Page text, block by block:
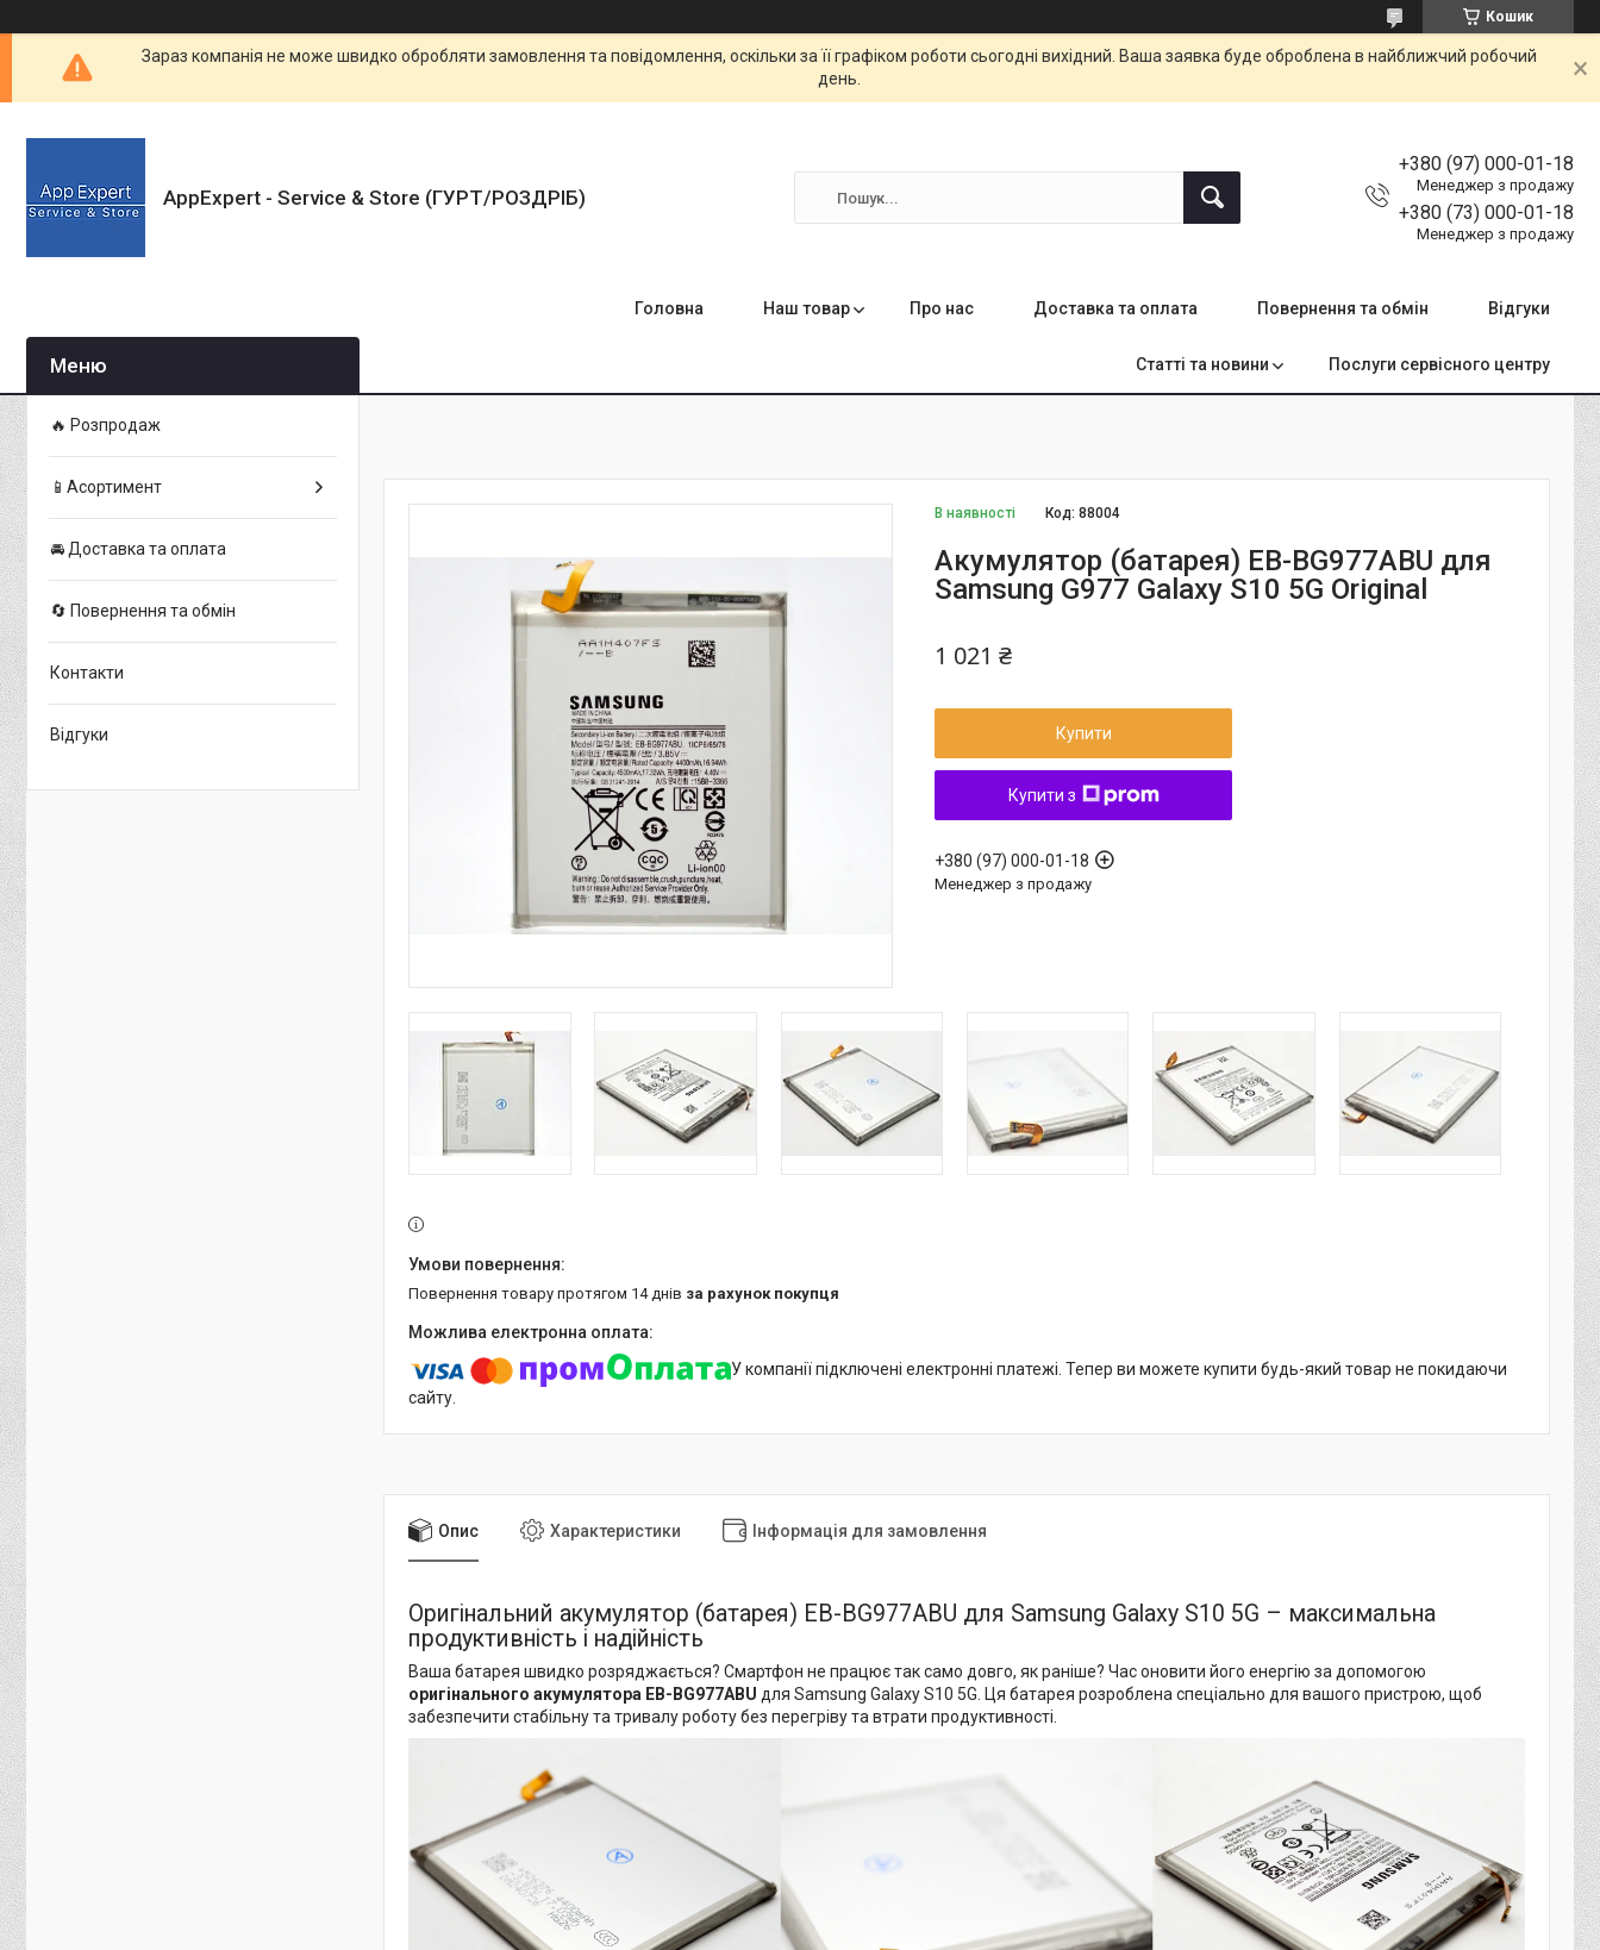
Кошик
Зараз компанія не може швидко обробляти замовлення та повідомлення, оскільки за її графіком роботи сьогодні вихідний. Ваша заявка буде оброблена в найближчий робочий
день.
AppExpert - Service & Store (ГУРТ/РОЗДРІБ)
+380 (97) 000-01-18
Менеджер з продажу
+380 (73) 000-01-18
Менеджер з продажу
Головна Наш товар Про нас Доставка та оплата Повернення та обмін Відгуки
Статті та новини Послуги сервісного центру
В наявності Код:88004
Акумулятор (батарея) EB-BG977ABU для
Samsung G977 Galaxy S10 5G Original
1 021 ₴
Купити
Купити з
+380 (97) 000-01-18
Менеджер з продажу
повернення товару протягом 14 днів за рахунок покупця
У компанії підключені електронні платежі. Тепер ви можете купити будь-який товар не покидаючи
сайту.
Опис Характеристики Інформація для замовлення
Оригінальний акумулятор (батарея) EB-BG977ABU для Samsung Galaxy S10 5G – максимальна
продуктивність і надійність
Ваша батарея швидко розряджається? Смартфон не працює так само довго, як раніше? Час оновити його енергію за допомогою
оригінального акумулятора EB-BG977ABU для Samsung Galaxy S10 5G. Ця батарея розроблена спеціально для вашого пристрою, щоб
забезпечити стабільну та тривалу роботу без перегріву та втрати продуктивності.
🔥 Розпродаж
📱Асортимент
🚘 Доставка та оплата
🔄 Повернення та обмін
Контакти
Відгуки